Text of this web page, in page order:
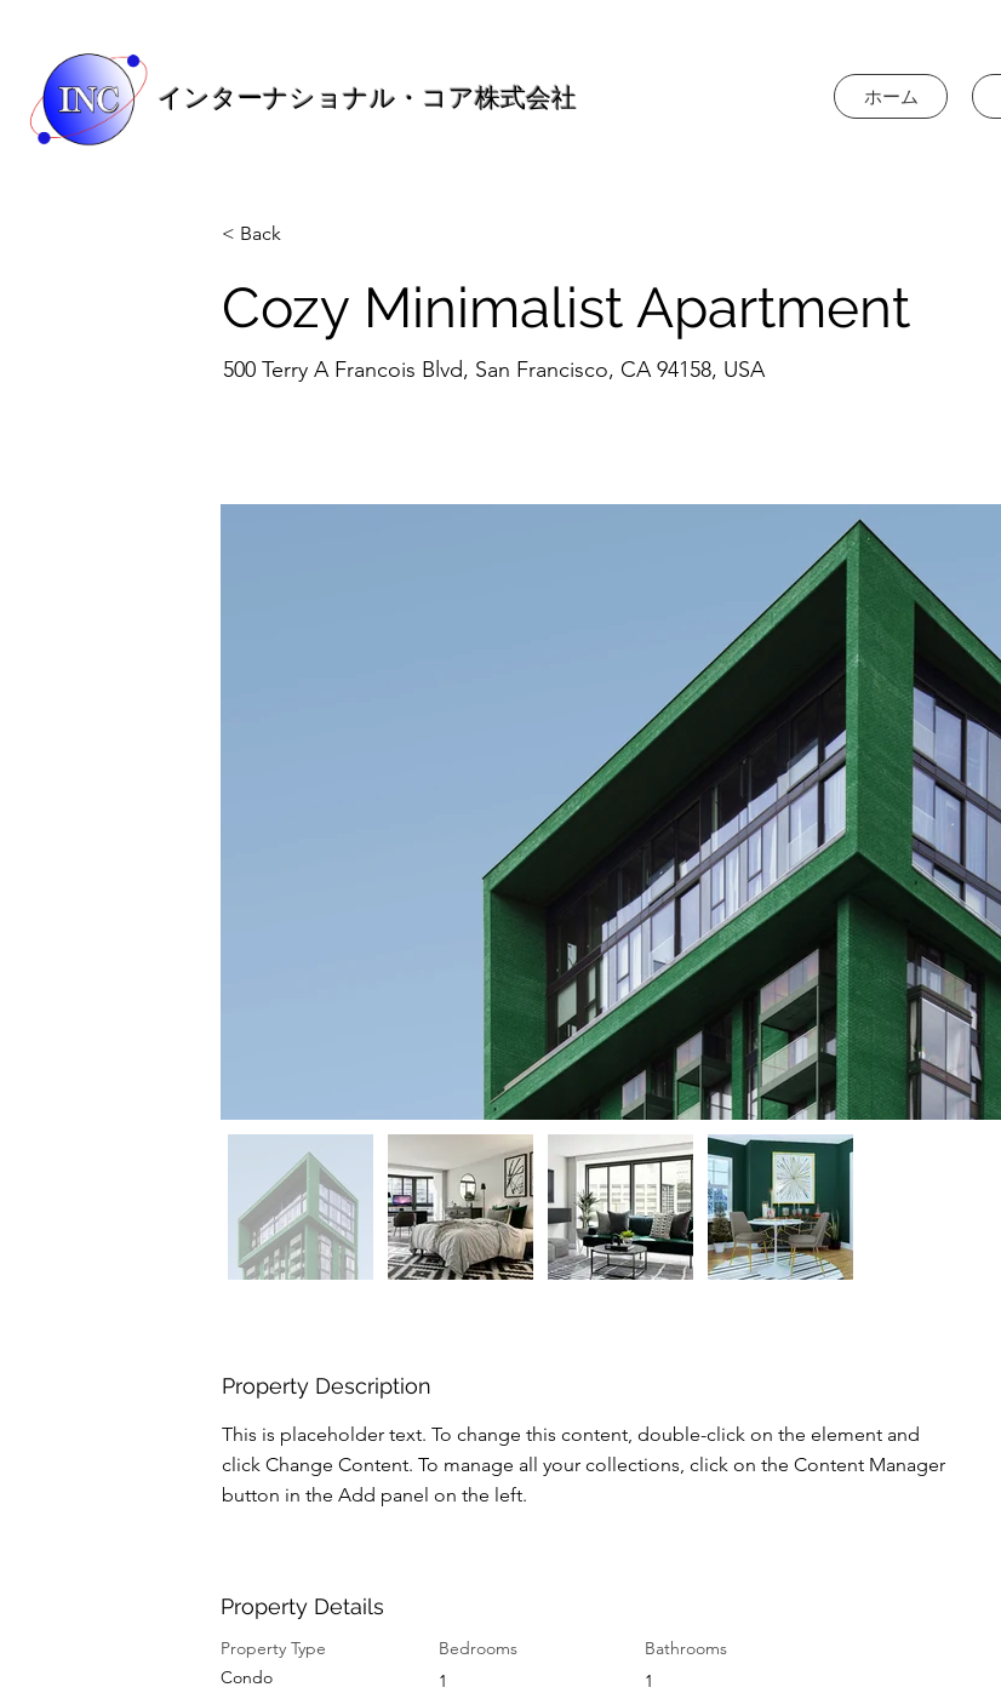
インターナショナル・コア株式会社 ホーム
< Back
Cozy Minimalist Apartment
500 Terry A Francois Blvd, San Francisco, CA 94158, USA
Property Description
This is placeholder text. To change this content, double-click on the element and
click Change Content. To manage all your collections, click on the Content Manager
button in the Add panel on the left.
Property Details
Property Type
Condo
Bedrooms
1
Bathrooms
1